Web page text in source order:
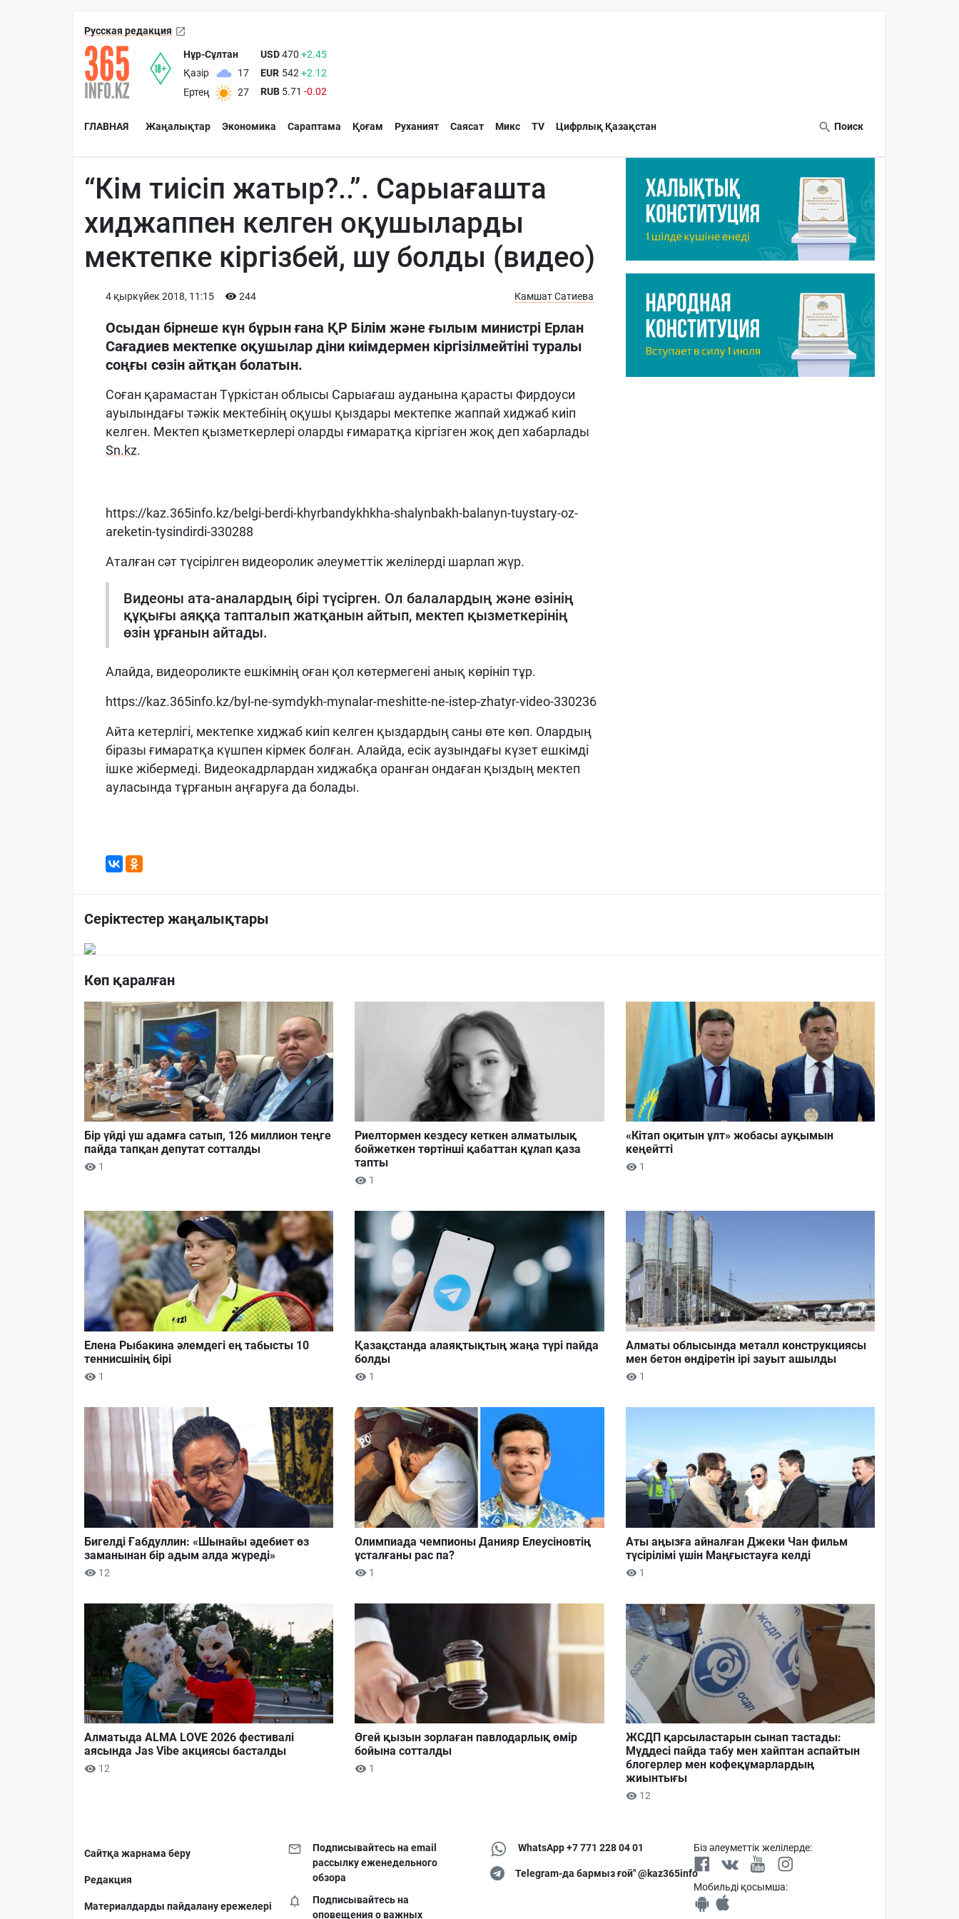
Русская редакция
Нұр-Сұлтан
Қазір
17
Ертең
27
USD470 +2.45
EUR 542 +2.12
RUB 5.71 -0.02
ГЛАВНАЯ Жаңалықтар Экономика Сараптама Қоғам Руханият Саясат Микс TV Цифрлық Қазақстан Поиск
“Кім тиісіп жатыр?..”. Сарыағашта
хиджаппен келген оқушыларды
мектепке кіргізбей, шу болды (видео)
4 қыркүйек 2018, 11:15 244 Камшат Сатиева
Осыдан бірнеше күн бұрын ғана ҚР Білім және ғылым министрі Ерлан
Сағадиев мектепке оқушылар діни киімдермен кіргізілмейтіні туралы
соңғы сөзін айтқан болатын.
Соған қарамастан Түркістан облысы Сарыағаш ауданына қарасты Фирдоуси
ауылындағы тәжік мектебінің оқушы қыздары мектепке жаппай хиджаб киіп
келген. Мектеп қызметкерлері оларды ғимаратқа кіргізген жоқ деп хабарлады
Sn.kz.
https://kaz.365info.kz/belgi-berdi-khyrbandykhkha-shalynbakh-balanyn-tuystary-oz-
areketin-tysindirdi-330288
Аталған сәт түсірілген видеоролик әлеуметтік желілерді шарлап жүр.
Видеоны ата-аналардың бірі түсірген. Ол балалардың және өзінің
құқығы аяққа тапталып жатқанын айтып, мектеп қызметкерінің
өзін ұрғанын айтады.
Алайда, видеороликте ешкімнің оған қол көтермегені анық көрініп тұр.
https://kaz.365info.kz/byl-ne-symdykh-mynalar-meshitte-ne-istep-zhatyr-video-330236
Айта кетерлігі, мектепке хиджаб киіп келген қыздардың саны өте көп. Олардың
біразы ғимаратқа күшпен кірмек болған. Алайда, есік аузындағы күзет ешкімді
ішке жібермеді. Видеокадрлардан хиджабқа оранған ондаған қыздың мектеп
ауласында тұрғанын аңғаруға да болады.
Серіктестер жаңалықтары
Көп қаралған
Бір үйді үш адамға сатып, 126 миллион теңге
пайда тапқан депутат сотталды
1
Риелтормен кездесу кеткен алматылық
бойжеткен төртінші қабаттан құлап қаза
тапты
1
«Кітап оқитын ұлт» жобасы ауқымын
кеңейтті
1
Елена Рыбакина әлемдегі ең табысты 10
теннисшінің бірі
1
Қазақстанда алаяқтықтың жаңа түрі пайда
болды
1
Алматы облысында металл конструкциясы
мен бетон өндіретін ірі зауыт ашылды
1
Бигелді Ғабдуллин: «Шынайы әдебиет өз
заманынан бір адым алда жүреді»
12
Олимпиада чемпионы Данияр Елеусіновтің
ұсталғаны рас па?
1
Аты аңызға айналған Джеки Чан фильм
түсірілімі үшін Маңғыстауға келді
1
Алматыда ALMA LOVE 2026 фестивалі
аясында Jas Vibe акциясы басталды
12
Өгей қызын зорлаған павлодарлық өмір
бойына сотталды
1
ЖСДП қарсыластарын сынап тастады:
Мүддесі пайда табу мен хайптан аспайтын
блогерлер мен кофеқұмарлардың
жиынтығы
12
Сайтқа жарнама беру
Редакция
Материалдарды пайдалану ережелері
Подписывайтесь на email
рассылку еженедельного
обзора
Подписывайтесь на
оповещения о важных
WhatsApp +7 771 228 04 01
Telegram-да бармыз ғой" @kaz365info
Біз әлеуметтік желілерде:
Мобильді қосымша: